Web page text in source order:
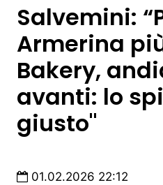
Salvemini:
Armerina
Bakery,
avanti: lo
giusto"
01.02.2026 22:12